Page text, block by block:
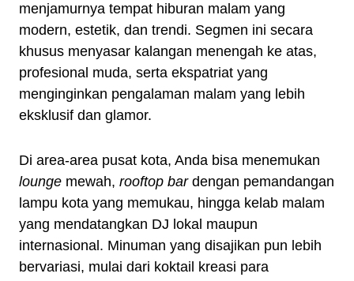
menjamurnya tempat hiburan malam yang
modern, estetik, dan trendi. Segmen ini secara
khusus menyasar kalangan menengah ke atas,
profesional muda, serta ekspatriat yang
menginginkan pengalaman malam yang lebih
eksklusif dan glamor.
Di area-area pusat kota, Anda bisa menemukan
lounge mewah, rooftop bardengan pemandangan
lampu kota yang memukau, hingga kelab malam
yang mendatangkan DJ lokal maupun
internasional. Minuman yang disajikan pun lebih
bervariasi, mulai dari koktail kreasi para